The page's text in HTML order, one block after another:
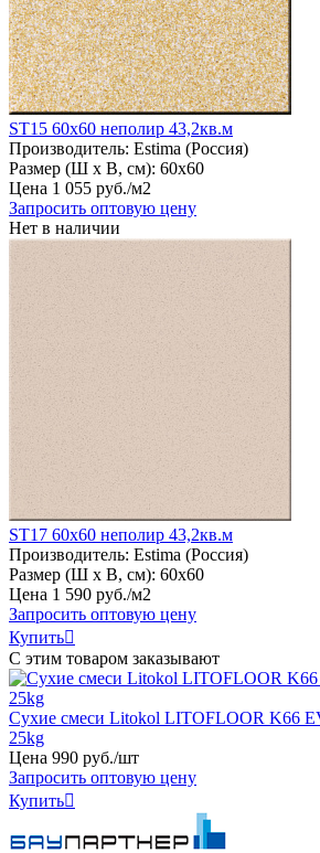
ST15 60х60 неполир 43,2кв.м
Производитель: Estima (Россия)
Размер (Ш х В, см): 60х60
Цена 1 055 руб./м2
Запросить оптовую цену
Нет в наличии
ST17 60х60 неполир 43,2кв.м
Производитель: Estima (Россия)
Размер (Ш х В, см): 60х60
Цена 1 590 руб./м2
Запросить оптовую цену
Купить
С этим товаром заказывают
Сухие смеси Litokol LITOFLOOR K66
25kg
Цена 990 руб./шт
Запросить оптовую цену
Купить